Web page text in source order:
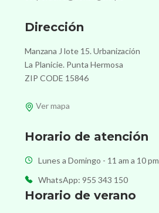
Dirección
Manzana J lote 15. Urbanización
La Planicie. Punta Hermosa
ZIP CODE 15846
Ver mapa
Horario de atención
Lunes a Domingo - 11 am a 10 pm
WhatsApp: 955 343 150
Horario de verano